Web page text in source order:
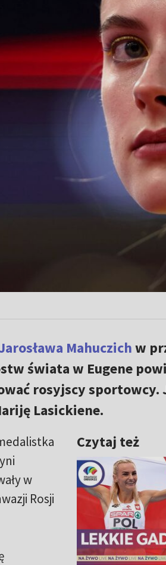
Mahuczichw
świata w Eugene
rosyjscy sportowcy.
Lasickiene.
Czytaj też
w
Rosji